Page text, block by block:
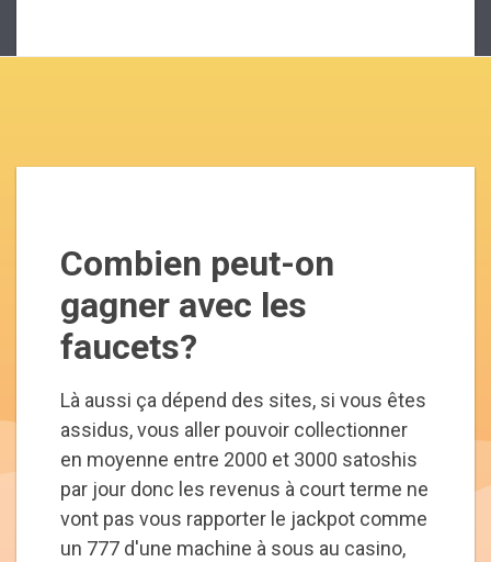
Combien peut-on
gagner avec les
faucets?
Là aussi ça dépend des sites, si vous êtes
assidus, vous aller pouvoir collectionner
en moyenne entre 2000 et 3000 satoshis
par jour donc les revenus à court terme ne
vont pas vous rapporter le jackpot comme
un 777 d'une machine à sous au casino,